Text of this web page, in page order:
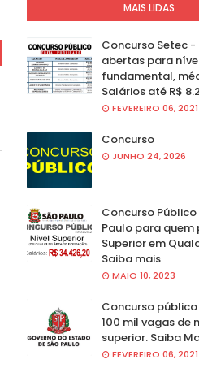
MAIS LIDAS
Concurso Setec -
abertas para
fundamental,
Salários até R$
FEVEREIRO 06, 2021
Concurso
JUNHO 24, 2026
Concurso Público
Paulo para quem
Superior em
Saiba mais
MAIO 10, 2023
Concurso público
100 mil vagas de
superior. Saiba
FEVEREIRO 06, 2021